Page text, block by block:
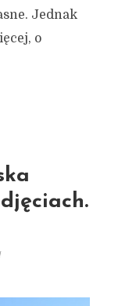
Jednak
o